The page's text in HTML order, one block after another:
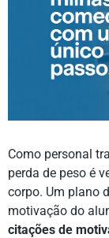
Como personal
perda de peso é
corpo. Um plano
motivação do
citações de